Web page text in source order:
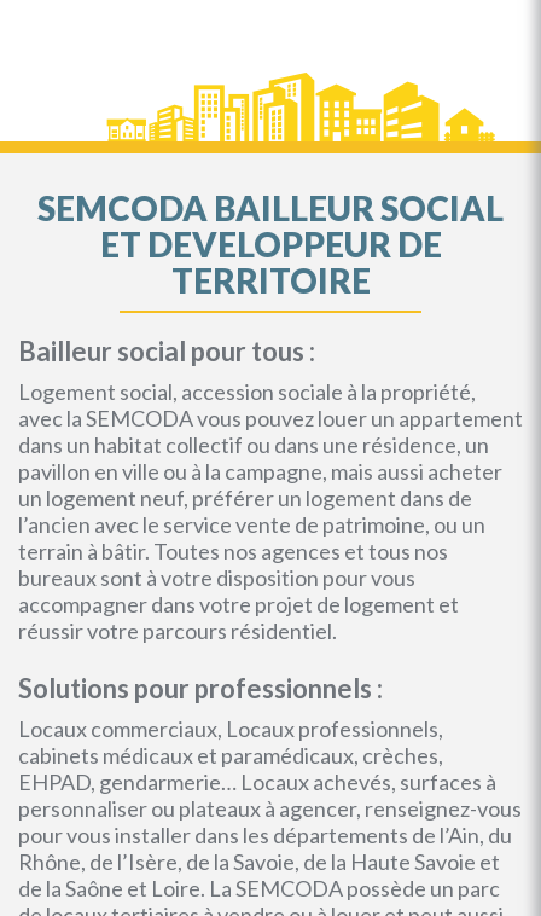
SEMCODA BAILLEUR SOCIAL
ET DEVELOPPEUR DE
TERRITOIRE
Bailleur social pour tous :
Logement social, accession sociale à la propriété,
avec la SEMCODA vous pouvez louer un appartement
dans un habitat collectif ou dans une résidence, un
pavillon en ville ou à la campagne, mais aussi acheter
un logement neuf, préférer un logement dans de
l’ancien avec le service vente de patrimoine, ou un
terrain à bâtir. Toutes nos agences et tous nos
bureaux sont à votre disposition pour vous
accompagner dans votre projet de logement et
réussir votre parcours résidentiel.
Solutions pour professionnels :
Locaux commerciaux, Locaux professionnels,
cabinets médicaux et paramédicaux, crèches,
EHPAD, gendarmerie… Locaux achevés, surfaces à
personnaliser ou plateaux à agencer, renseignez-vous
pour vous installer dans les départements de l’Ain, du
Rhône, de l’Isère, de la Savoie, de la Haute Savoie et
de la Saône et Loire. La SEMCODA possède un parc